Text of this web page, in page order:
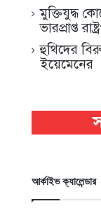
মুক্তিযুদ্ধ
ভারপ্রাপ্ত
হুথিদের
ইয়েমেনের
আর্কাইভ ক্যালেন্ডার